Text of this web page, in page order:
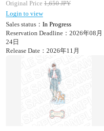
Original Price 1,650JPY
Login to view
Sales status： In Progress
Reservation Deadline：2026年08月
24日
Release Date：2026年11月